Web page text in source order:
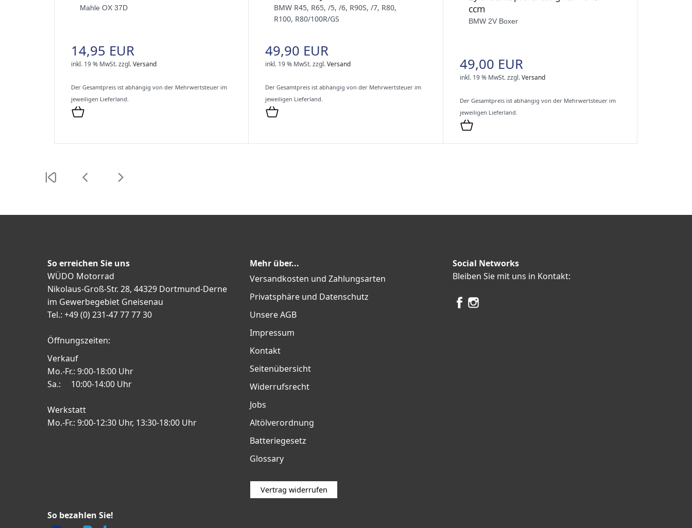
Mahle OX 37D
14,95 EUR
inkl. 19 % MwSt.zzgl.Versand
Der Gesamtpreis ist abhängig von der Mehrwertsteuer im
jeweiligen Lieferland.
BMW R45, R65, /5, /6, R90S, /7, R80,
R100, R80/100R/GS
49,90 EUR
inkl. 19 % MwSt.zzgl.Versand
Der Gesamtpreis ist abhängig von der Mehrwertsteuer im
jeweiligen Lieferland.
ccm
BMW 2V Boxer
49,00 EUR
inkl. 19 % MwSt.zzgl.Versand
Der Gesamtpreis ist abhängig von der Mehrwertsteuer im
jeweiligen Lieferland.
So erreichen Sie uns
WÜDO Motorrad
Nikolaus-Groß-Str. 28, 44329 Dortmund-Derne
im Gewerbegebiet Gneisenau
Tel.: +49 (0) 231-47 77 77 30
Öffnungszeiten:
Verkauf
Mo.-Fr.: 9:00-18:00 Uhr
Sa.: 10:00-14:00 Uhr
Werkstatt
Mo.-Fr.: 9:00-12:30 Uhr, 13:30-18:00 Uhr
Mehr über...
Versandkosten und Zahlungsarten
Privatsphäre und Datenschutz
Unsere AGB
Impressum
Kontakt
Seitenübersicht
Widerrufsrecht
Jobs
Altölverordnung
Batteriegesetz
Glossary
Vertrag widerrufen
Social Networks
Bleiben Sie mit uns in Kontakt:
So bezahlen Sie!